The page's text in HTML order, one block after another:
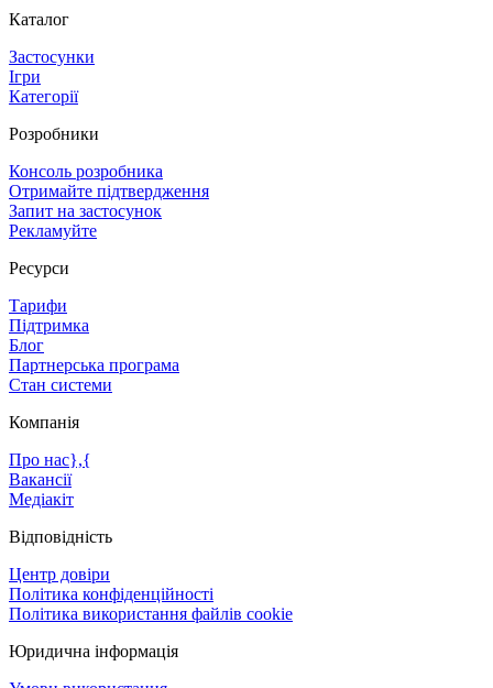
Каталог
Застосунки
Ігри
Категорії
Розробники
Консоль розробника
Отримайте підтвердження
Запит на застосунок
Рекламуйте
Ресурси
Тарифи
Підтримка
Блог
Партнерська програма
Стан системи
Компанія
Про нас},{
Вакансії
Медіакіт
Відповідність
Центр довіри
Політика конфіденційності
Політика використання файлів cookie
Юридична інформація